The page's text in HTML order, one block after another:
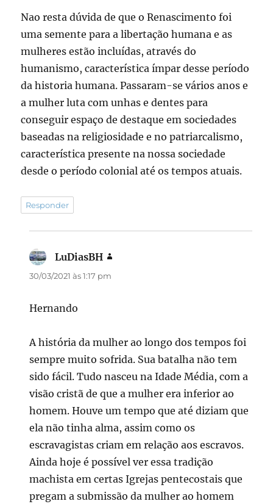
Nao resta dúvida de que o Renascimento foi
uma semente para a libertação humana e as
mulheres estão incluídas, através do
humanismo, característica ímpar desse período
da historia humana. Passaram-se vários anos e
a mulher luta com unhas e dentes para
conseguir espaço de destaque em sociedades
baseadas na religiosidade e no patriarcalismo,
característica presente na nossa sociedade
desde o período colonial até os tempos atuais.
Responder
LuDiasBH
30/03/2021 às 1:17 pm
Hernando
A história da mulher ao longo dos tempos foi
sempre muito sofrida. Sua batalha não tem
sido fácil. Tudo nasceu na Idade Média, com a
visão cristã de que a mulher era inferior ao
homem. Houve um tempo que até diziam que
ela não tinha alma, assim como os
escravagistas criam em relação aos escravos.
Ainda hoje é possível ver essa tradição
machista em certas Igrejas pentecostais que
pregam a submissão da mulher ao homem